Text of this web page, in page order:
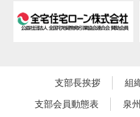
支部長挨拶
組
支部会員動態表
泉